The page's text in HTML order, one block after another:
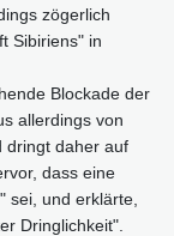
zögerlich
Sibiriens" in
Blockade der
allerdings von
dringt daher auf
dass eine
sei, und erklärte,
Dringlichkeit".